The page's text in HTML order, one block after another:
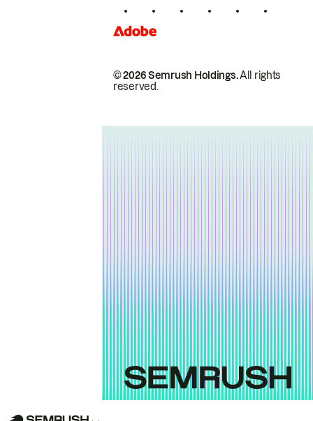
© 2026 Semrush Holdings.All rights
reserved.